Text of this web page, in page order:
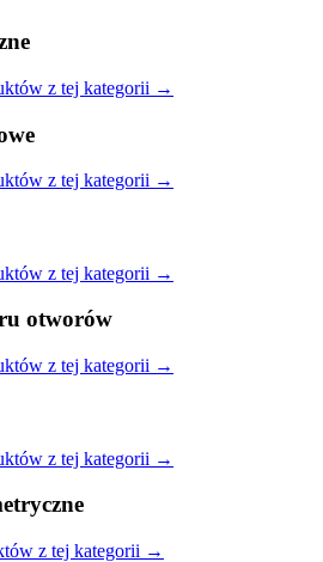
z tej kategorii →
z tej kategorii →
z tej kategorii →
otworów
z tej kategorii →
z tej kategorii →
z tej kategorii →